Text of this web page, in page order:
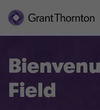
Field